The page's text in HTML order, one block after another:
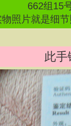
662组 15
照片就是细
此手